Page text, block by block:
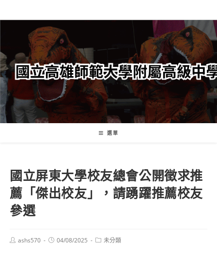
轉
要
內
容
選單
國立屏東大學校友總會公開徵求推
薦「傑出校友」，請踴躍推薦校友
參選
Postashs570
Post04/08/2025
Post未分類